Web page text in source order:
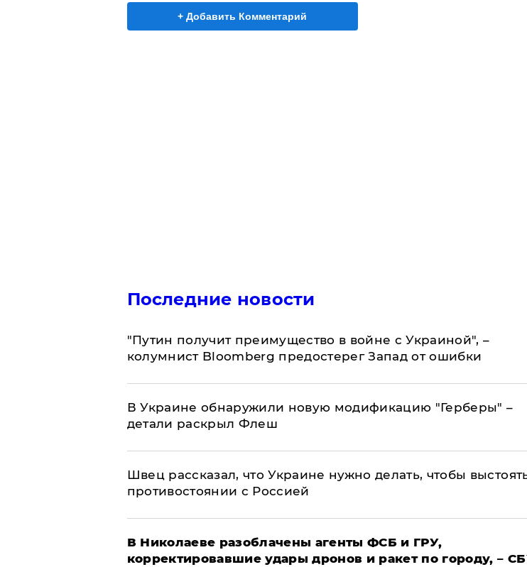
+ Добавить Комментарий
Последние новости
"Путин получит преимущество в войне с Украиной", –
колумнист Bloomberg предостерег Запад от ошибки
В Украине обнаружили новую модификацию "Герберы" –
детали раскрыл Флеш
Швец рассказал, что Украине нужно делать, чтобы
противостоянии с Россией
В Николаеве разоблачены агенты ФСБ и ГРУ,
корректировавшие удары дронов и ракет по городу, –